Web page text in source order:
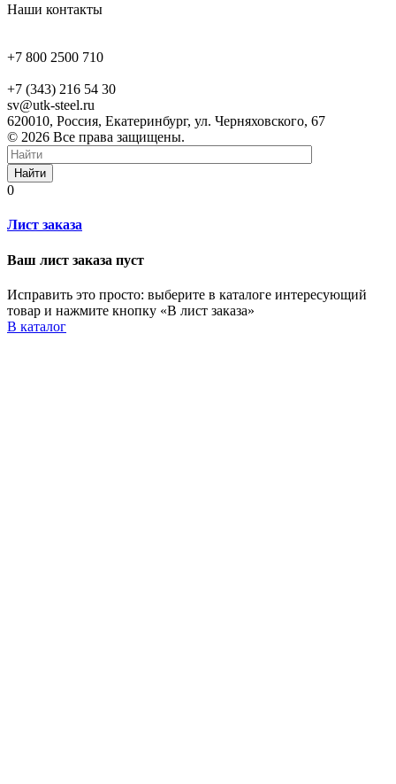
Наши контакты
+7 800 2500 710
+7 (343) 216 54 30
sv@utk-steel.ru
620010, Россия, Екатеринбург, ул. Черняховского, 67
© 2026 Все права защищены.
Найти
0
Лист заказа
Ваш лист заказа пуст
Исправить это просто: выберите в каталоге интересующий
товар и нажмите кнопку «В лист заказа»
В каталог